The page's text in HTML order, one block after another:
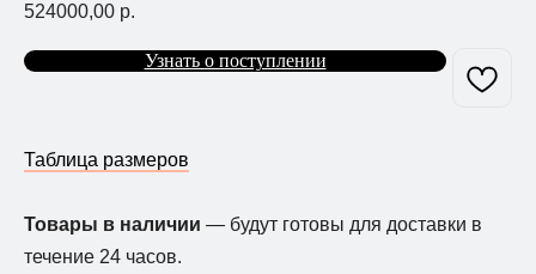
524000,00 р.
Узнать о поступлении
Таблица размеров
Товары в наличии — будут готовы для доставки в
течение 24 часов.